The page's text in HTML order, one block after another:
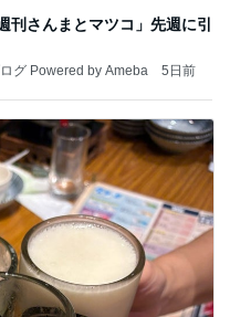
刊さんまとマツコ」先週に引
グ Powered by Ameba 5日前